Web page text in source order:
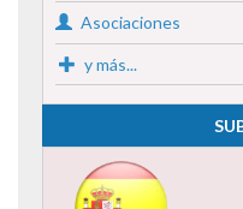
Asociaciones
y más...